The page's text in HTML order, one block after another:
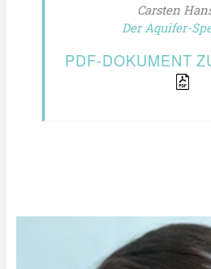
Carsten
Der Aquifer-
PDF-DOKUMENT